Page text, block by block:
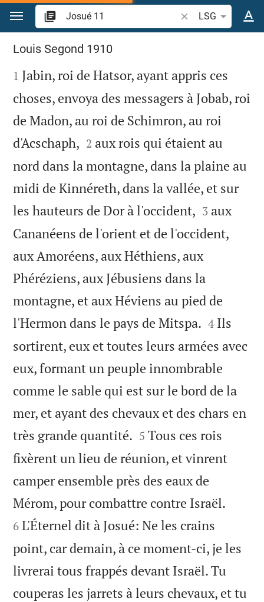
Aller vers contenu
Recherche d'un
LSG
Josué 11
Louis Segond 1910

1 Jabin, roi de Hatsor, ayant appris ces
choses, envoya des messagers à Jobab, roi
de Madon, au roi de Schimron, au roi
d'Acschaph, 

2 aux rois qui étaient au
nord dans la montagne, dans la plaine au
midi de Kinnéreth, dans la vallée, et sur
les hauteurs de Dor à l'occident, 

3 aux
Cananéens de l'orient et de l'occident,
aux Amoréens, aux Héthiens, aux
Phéréziens, aux Jébusiens dans la
montagne, et aux Héviens au pied de
l'Hermon dans le pays de Mitspa. 

4 Ils
sortirent, eux et toutes leurs armées avec
eux, formant un peuple innombrable
comme le sable qui est sur le bord de la
mer, et ayant des chevaux et des chars en
très grande quantité. 

5 Tous ces rois
fixèrent un lieu de réunion, et vinrent
camper ensemble près des eaux de
Mérom, pour combattre contre Israël.
6 L'Éternel dit à Josué: Ne les crains
point, car demain, à ce moment-ci, je les
livrerai tous frappés devant Israël. Tu
couperas les jarrets à leurs chevaux, et tu